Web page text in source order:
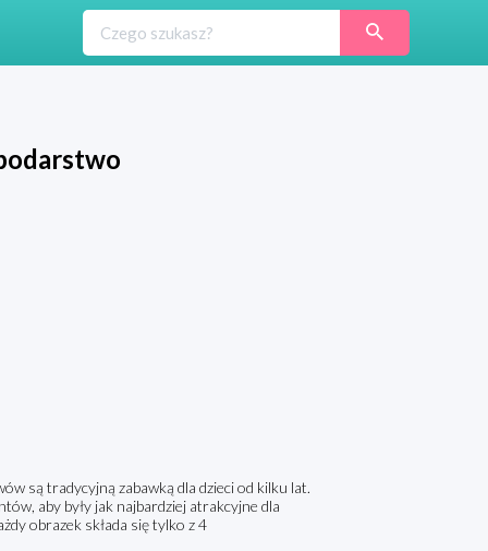
są tradycyjną zabawką dla dzieci od kilku lat.
aby były jak najbardziej atrakcyjne dla
obrazek składa się tylko z 4